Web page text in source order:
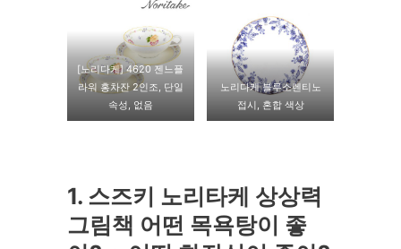
[노리다케] 4620 젠느플
라워 홍차잔 2인조, 단일
속성, 없음
노리다케 블루소렌티노
접시, 혼합 색상
1. 스즈키 노리타케 상상력
그림책 어떤 목욕탕이 좋